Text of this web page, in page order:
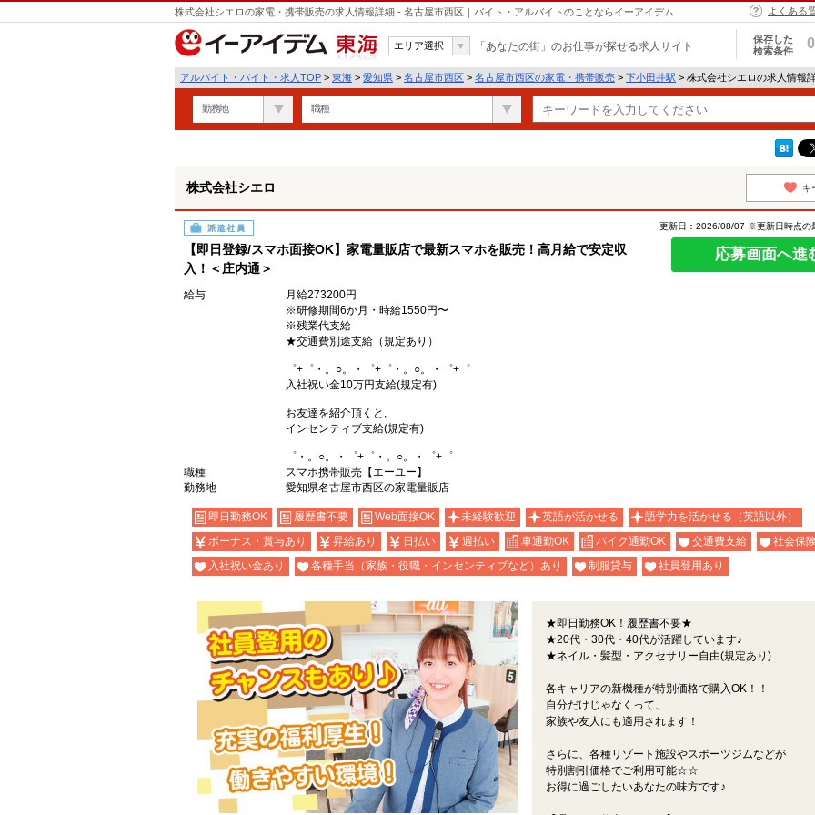
株式会社シエロの家電・携帯販売の求人情報詳細 - 名古屋市西区｜バイト・アルバイトのことならイーアイデム よくある
東海
エリア選択 「あなたの街」のお仕事が探せる求人サイト
保存した
検索条件
0
アルバイト・バイト・求人TOP > 東海 > 愛知県 > 名古屋市西区 > 名古屋市西区の家電・携帯販売 > 下小田井駅 > 株式会社シエロの求人情報
勤務地 職種
株式会社シエロ キ
派遣社員
【即日登録/スマホ面接OK】家電量販店で最新スマホを販売！高月給で安定収
入！＜庄内通＞
更新日：2026/08/07 ※更新日時点の
応募画面へ進
給与
月給273200円
※研修期間6か月・時給1550円〜
※残業代支給
★交通費別途支給（規定あり）
゜+゜・。○。・゜+゜・。○。・゜+゜
入社祝い金10万円支給(規定有)
お友達を紹介頂くと,
インセンティブ支給(規定有)
゜・。○。・゜+゜・。○。・゜+゜
職種
スマホ携帯販売【エーユー】
勤務地
愛知県名古屋市西区の家電量販店
即日勤務OK 履歴書不要 Web面接OK 未経験歓迎 英語が活かせる
語学力を活かせる（英語以外）
ボーナス・賞与あり
昇給あり 日払い 週払い 車通勤OK バイク通勤OK 交通費支給
社会保
入社祝い金あり
各種手当（家族・役職・インセンティブなど）あり 制服貸与 社員登用あり
★即日勤務OK！履歴書不要★
★20代・30代・40代が活躍しています♪
★ネイル・髪型・アクセサリー自由(規定あり)
各キャリアの新機種が特別価格で購入OK！！
自分だけじゃなくって、
家族や友人にも適用されます！
さらに、各種リゾート施設やスポーツジムなどが
特別割引価格でご利用可能☆☆
お得に過ごしたいあなたの味方です♪